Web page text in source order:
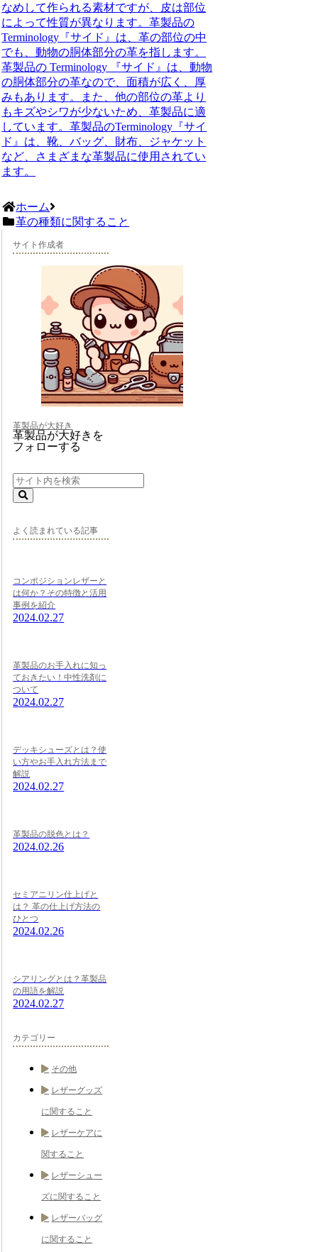
なめして作られる素材ですが、皮は部位
によって性質が異なります。革製品の
Terminology『サイド』は、革の部位の中
でも、動物の胴体部分の革を指します。
革製品の Terminology 『サイド』は、動物
の胴体部分の革なので、面積が広く、厚
みもあります。また、他の部位の革より
もキズやシワが少ないため、革製品に適
しています。革製品のTerminology『サイ
ド』は、靴、バッグ、財布、ジャケット
など、さまざまな革製品に使用されてい
ます。
ホーム
革の種類に関すること
サイト作成者
革製品が大好き
革製品が大好きを
フォローする
よく読まれている記事
コンポジションレザーと
は何か？その特徴と活用
事例を紹介
2024.02.27
革製品のお手入れに知っ
ておきたい！中性洗剤に
ついて
2024.02.27
デッキシューズとは？使
い方やお手入れ方法まで
解説
2024.02.27
革製品の脱色とは？
2024.02.26
セミアニリン仕上げと
は？ 革の仕上げ方法の
ひとつ
2024.02.26
シアリングとは？革製品
の用語を解説
2024.02.27
カテゴリー
その他
レザーグッズ
に関すること
レザーケアに
関すること
レザーシュー
ズに関すること
レザーバッグ
に関すること